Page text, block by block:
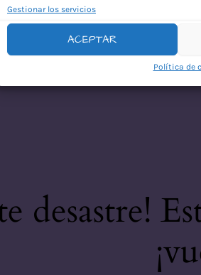
Gestionar los servicios
ACEPTAR
Política de
desastre!